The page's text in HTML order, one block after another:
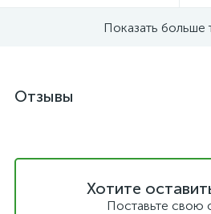
Показать больше
Отзывы
Хотите
Поставьте свою